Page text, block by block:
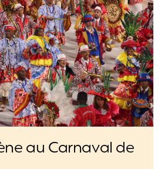
au Carnaval de